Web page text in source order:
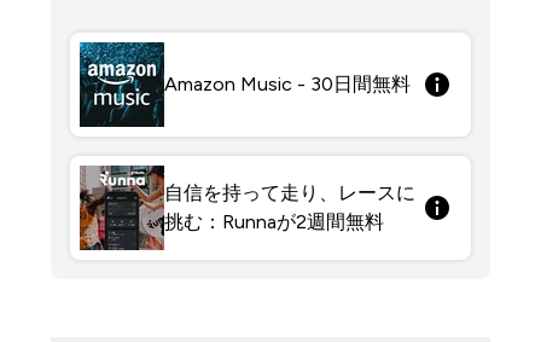
Amazon Music - 30日間無料
自信を持って走り、レースに
挑む：Runnaが2週間無料